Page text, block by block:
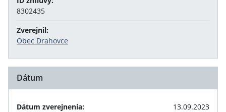
8302435
Zverejnil:
Obec Drahovce
Dátum
Dátum zverejnenia:
13.09.2023